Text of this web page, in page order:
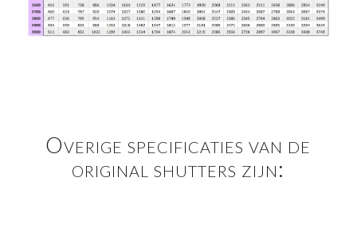
Overige specificaties van de
original shutters zijn: